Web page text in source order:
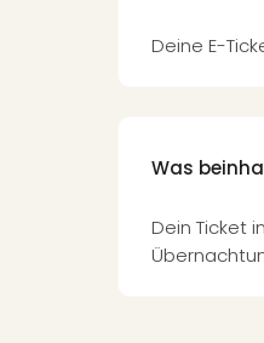
Deine E-
Was
Dein Ticket